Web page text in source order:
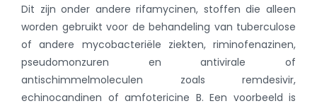
Dit zijn onder andere rifamycinen, stoffen die alleen
worden gebruikt voor de behandeling van tuberculose
of andere mycobacteriële ziekten, riminofenazinen,
pseudomonzuren en antivirale of
antischimmelmoleculen zoals remdesivir,
echinocandinen of amfotericine B. Een voorbeeld is